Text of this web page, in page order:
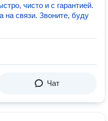
чисто и с гарантией.
на связи. Звоните, буду
Чат